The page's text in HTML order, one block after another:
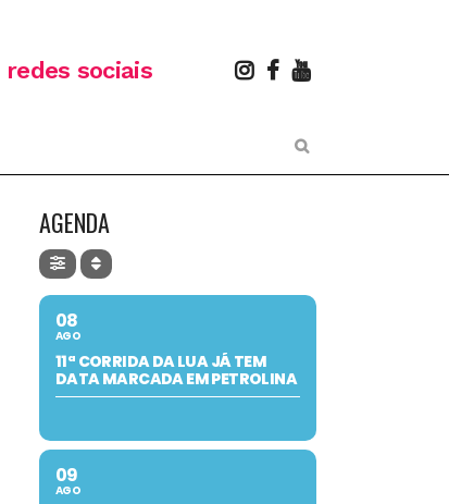
redes sociais
AGENDA
08
AGO
11ª CORRIDA DA LUA JÁ TEM
DATA MARCADA EM PETROLINA
09
AGO